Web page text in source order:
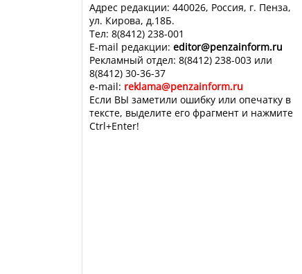
Адрес редакции: 440026, Россия, г. Пенза,
ул. Кирова, д.18Б.
Тел: 8(8412) 238-001
E-mail редакции: editor@penzainform.ru
Рекламный отдел: 8(8412) 238-003 или
8(8412) 30-36-37
e-mail: reklama@penzainform.ru
Если ВЫ заметили ошибку или опечатку в
тексте, выделите его фрагмент и нажмите
Ctrl+Enter!